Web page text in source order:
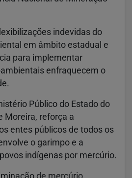
indevidas do
em âmbito estadual e
para implementar
enfraquecem o
Público do Estado do
Moreira, reforça a
entes públicos de todos os
o garimpo e a
indígenas por mercúrio.
de mercúrio